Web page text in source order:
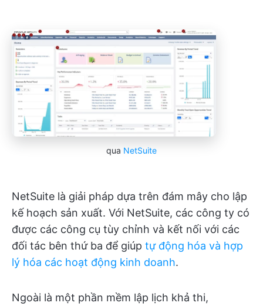
qua NetSuite
NetSuite là giải pháp dựa trên đám mây cho lập
kế hoạch sản xuất. Với NetSuite, các công ty có
được các công cụ tùy chỉnh và kết nối với các
đối tác bên thứ ba để giúp tự động hóa và hợp
lý hóa các hoạt động kinh doanh.
Ngoài là một phần mềm lập lịch khả thi,